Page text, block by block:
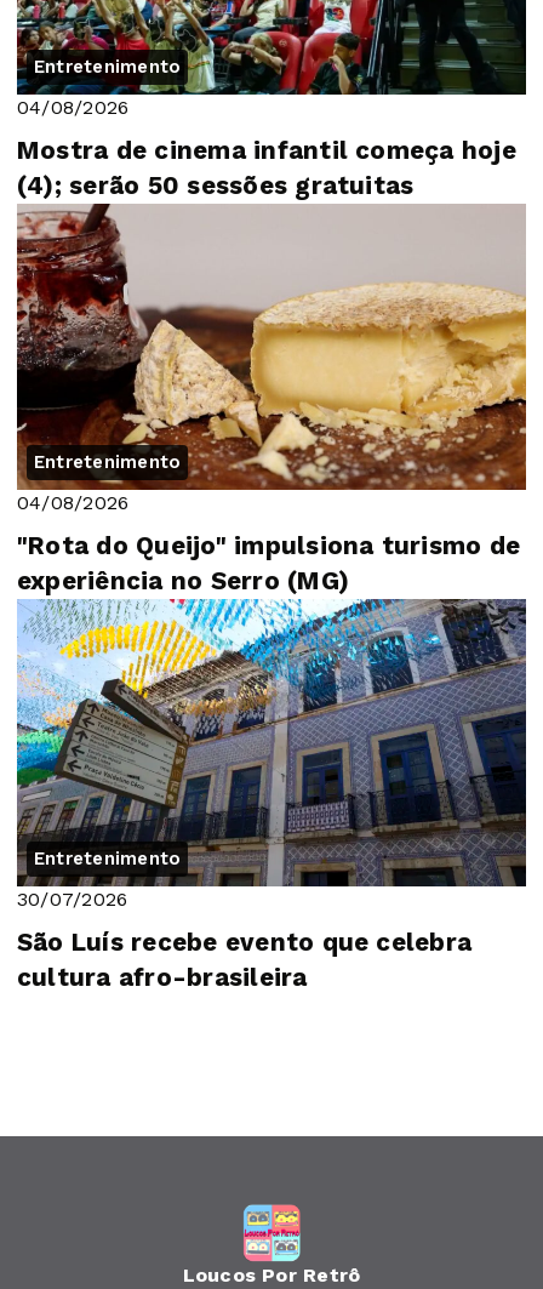
Entretenimento
04/08/2026
Mostra de cinema infantil começa hoje
(4); serão 50 sessões gratuitas
Entretenimento
04/08/2026
"Rota do Queijo" impulsiona turismo de
experiência no Serro (MG)
Entretenimento
30/07/2026
São Luís recebe evento que celebra
cultura afro-brasileira
Loucos Por Retrô